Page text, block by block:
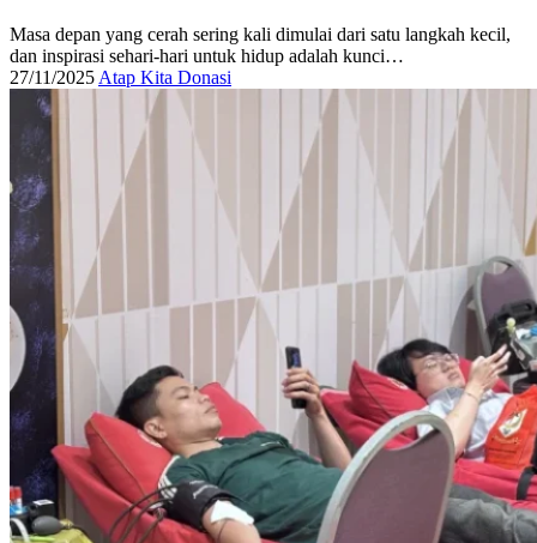
Masa depan yang cerah sering kali dimulai dari satu langkah kecil,
dan inspirasi sehari-hari untuk hidup adalah kunci…
27/11/2025 Atap Kita Donasi